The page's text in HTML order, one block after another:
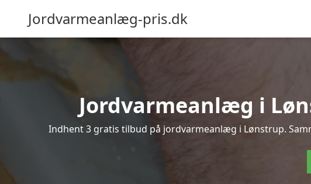
Jordvarmeanlæg-pris.dk
Jordvarmeanlæg i
Indhent 3 gratis tilbud på jordvarmeanlæg i Lønstrup.